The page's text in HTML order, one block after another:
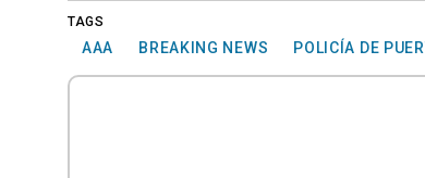
TAGS
AAA BREAKING NEWS POLICÍA DE